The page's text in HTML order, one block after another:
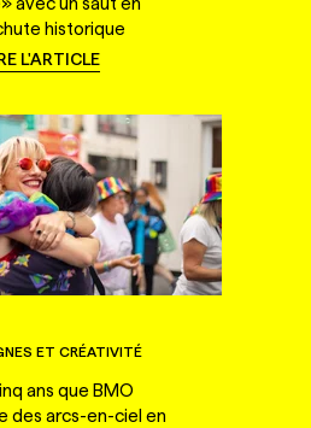
historique
L'ARTICLE
ET CRÉATIVITÉ
ans que BMO
des arcs-en-ciel en